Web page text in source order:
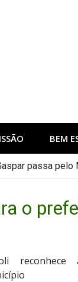
BEM
passa
o
reconhece